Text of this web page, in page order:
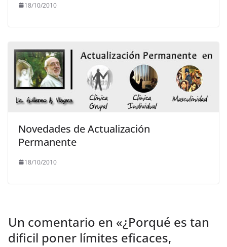
18/10/2010
Novedades de Actualización
Permanente
18/10/2010
Un comentario en «¿Porqué es tan
dificil poner límites eficaces,